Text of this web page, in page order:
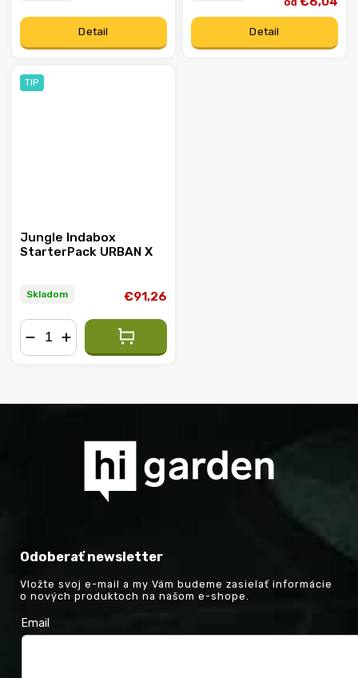
Detail Detail
TIP
Jungle Indabox
StarterPack URBAN X
Skladom €91,26
Odoberať newsletter
Vložte svoj e-mail a my Vám budeme zasielať informácie
o nových produktoch na našom e-shope.
Email